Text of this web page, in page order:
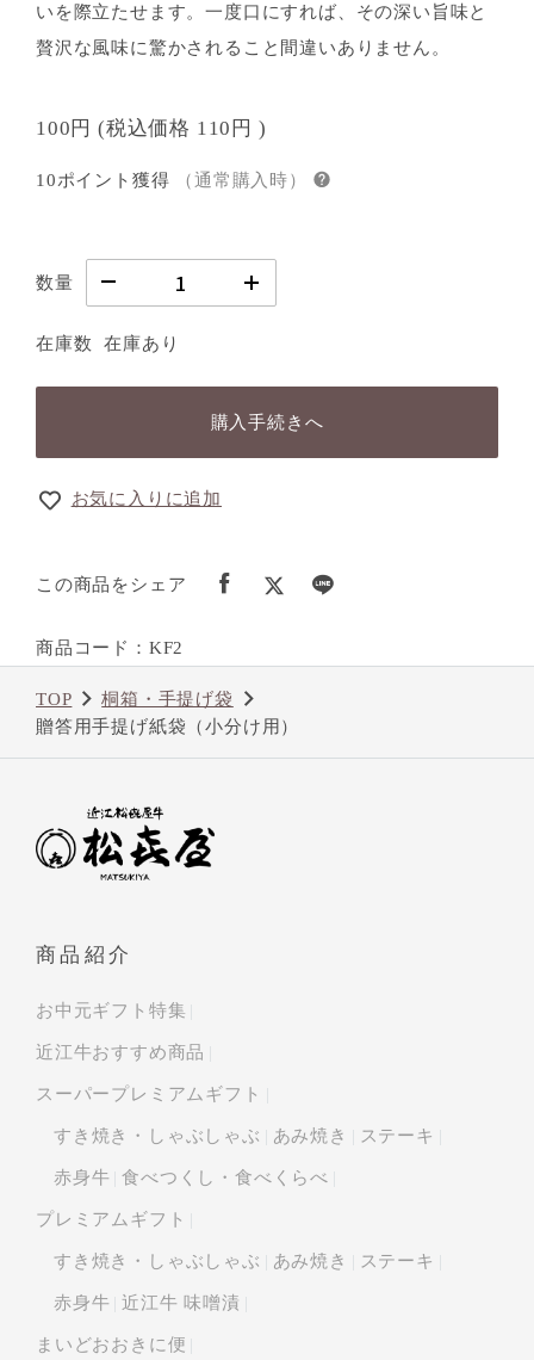
いを際立たせます。一度口にすれば、その深い旨味と
贅沢な風味に驚かされること間違いありません。
100円 (税込価格 110円 )
10ポイント獲得 （通常購入時）
数量
在庫数 在庫あり
購入手続きへ
お気に入りに追加
この商品をシェア
商品コード：KF2
TOP
桐箱・手提げ袋
贈答用手提げ紙袋（小分け用）
商品紹介
お中元ギフト特集
近江牛おすすめ商品
スーパープレミアムギフト
すき焼き・しゃぶしゃぶ あみ焼き ステーキ
赤身牛 食べつくし・食べくらべ
プレミアムギフト
すき焼き・しゃぶしゃぶ あみ焼き ステーキ
赤身牛 近江牛 味噌漬
まいどおおきに便